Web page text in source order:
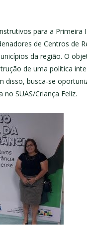
para a
de Centros de
da região. O
de uma política
disso, busca-se
SUAS/Criança Feliz.